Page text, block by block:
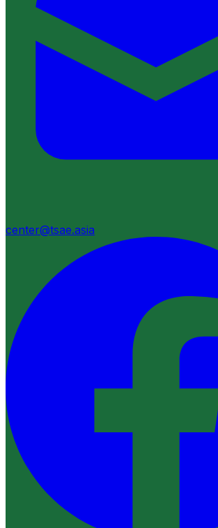
center@tsae.asia